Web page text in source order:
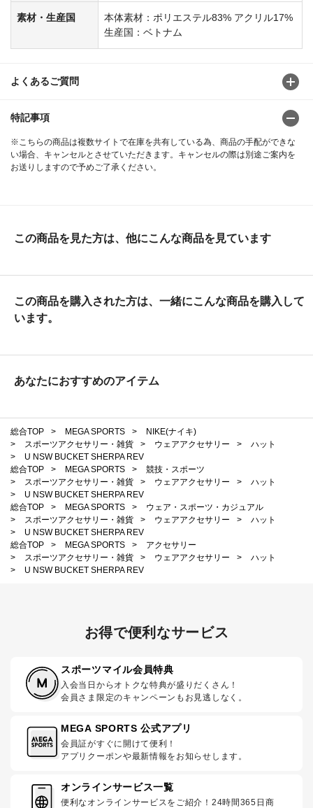
素材・生産国
本体素材：ポリエステル83% アクリル17%
生産国：ベトナム
よくあるご質問
特記事項
※こちらの商品は複数サイトで在庫を共有している為、商品の手配ができな
い場合、キャンセルとさせていただきます。キャンセルの際は別途ご案内を
お送りしますので予めご了承ください。
この商品を見た方は、他にこんな商品を見ています
この商品を購入された方は、一緒にこんな商品を購入して
います。
あなたにおすすめのアイテム
総合TOP > MEGA SPORTS >
NIKE(ナイキ)
>
スポーツアクセサリー・雑貨 > ウェアアクセサリー >
ハット
>
U NSW BUCKET SHERPA REV
総合TOP
> MEGA SPORTS >
競技・スポーツ
>
スポーツアクセサリー・雑貨 > ウェアアクセサリー >
ハット
>
U NSW BUCKET SHERPA REV
総合TOP
> MEGA SPORTS >
ウェア・スポーツ・カジュアル
>
スポーツアクセサリー・雑貨 > ウェアアクセサリー >
ハット
>
U NSW BUCKET SHERPA REV
総合TOP
> MEGA SPORTS >
アクセサリー
>
スポーツアクセサリー・雑貨 > ウェアアクセサリー >
ハット
>
U NSW BUCKET SHERPA REV
お得で便利なサービス
スポーツマイル会員特典
入会当日からオトクな特典が盛りだくさん！
会員さま限定のキャンペーンもお見逃しなく。
MEGA SPORTS 公式アプリ
会員証がすぐに開けて便利！
アプリクーポンや最新情報をお知らせします。
オンラインサービス一覧
便利なオンラインサービスをご紹介！24時間365日商